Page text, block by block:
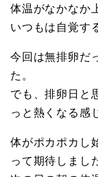
体温がなかなか
いつもは自覚す
今回は無排卵だ
た。
でも、排卵日と
っと熱くなる感
体がポカポカし
って期待しまし